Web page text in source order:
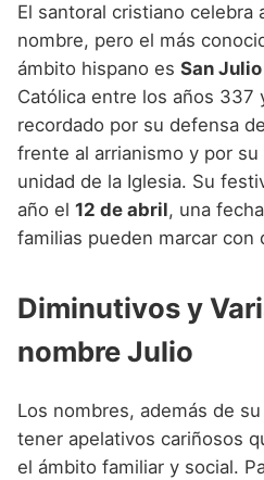
El santoral cristiano celebra
nombre, pero el más
ámbito hispano es San Julio
Católica entre los años 337
recordado por su defensa
frente al arrianismo y por
unidad de la Iglesia. Su
año el 12 de abril, una
familias pueden marcar con
Diminutivos y
nombre Julio
Los nombres, además de
tener apelativos cariñosos
el ámbito familiar y social.